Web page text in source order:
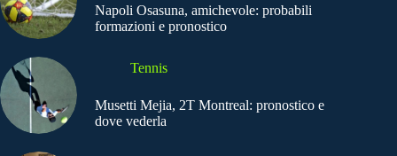
Napoli Osasuna, amichevole: probabili
formazioni e pronostico
Tennis
Musetti Mejia, 2T Montreal: pronostico e
dove vederla